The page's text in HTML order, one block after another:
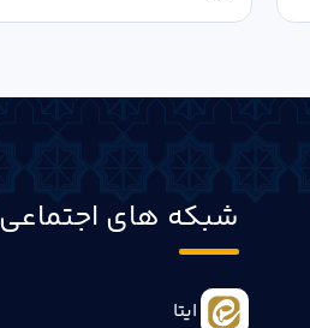
شبکه های اجتماعی
ایتا